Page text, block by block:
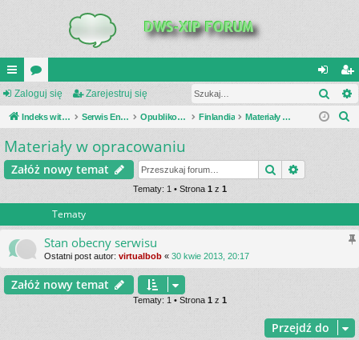
UI
C
K
_L
or
a
al
og
ar
ej
ę
Zaloguj się Zarejestruj się
Indeks witryny Serwis Encyklopedia Uzbrojenia Opublikowane zestawienia Finlandia Materiały w opracowaniu
j
Materiały w opracowaniu
Załóż nowy temat Szukaj
Tematy: 1 • Strona 1 z 1
Tematy
Stan obecny serwisu
Ostatni post autor: virtualbob « 30 kwie 2013, 20:17
Załóż nowy temat
Tematy: 1 • Strona 1 z 1
Przejdź do